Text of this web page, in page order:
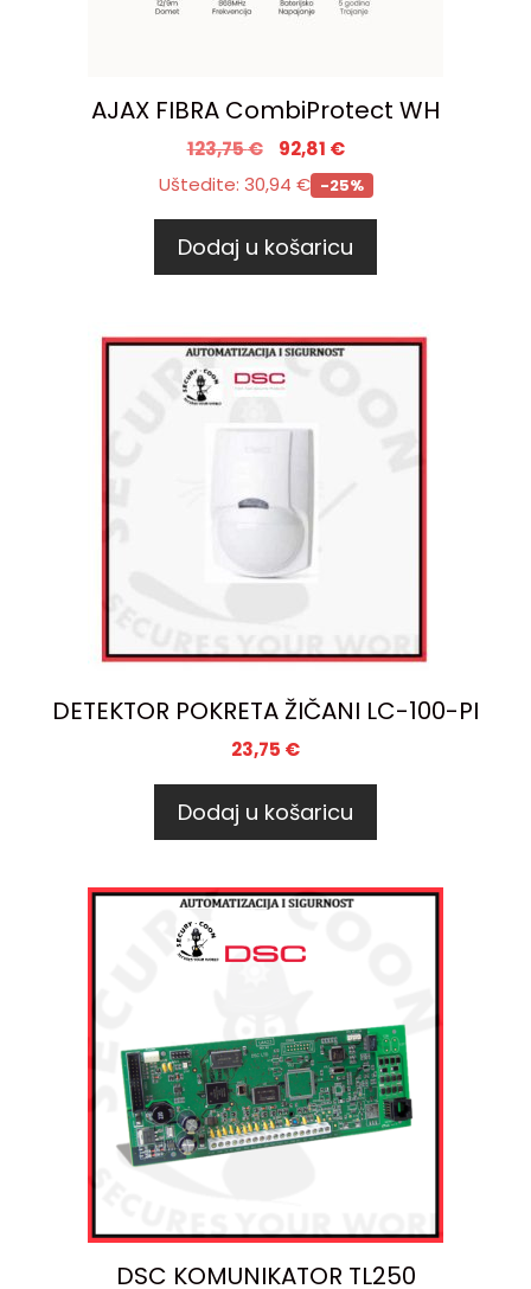
AJAX FIBRA CombiProtect WH
123,75€ 92,81 €
Uštedite: 30,94 € -25%
Dodaj u košaricu
DETEKTOR POKRETA ŽIČANI LC-100-PI
23,75 €
Dodaj u košaricu
DSC KOMUNIKATOR TL250